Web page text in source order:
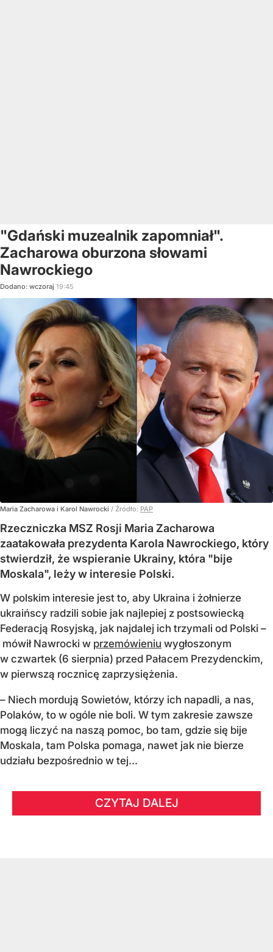
"Gdański muzealnik zapomniał".
Zacharowa oburzona słowami
Nawrockiego
Dodano: wczoraj 19:45
Maria Zacharowa i Karol Nawrocki / Źródło: PAP
Rzeczniczka MSZ Rosji Maria Zacharowa
zaatakowała prezydenta Karola Nawrockiego, który
stwierdził, że wspieranie Ukrainy, która "bije
Moskala", leży w interesie Polski.
W polskim interesie jest to, aby Ukraina i żołnierze
ukraińscy radzili sobie jak najlepiej z postsowiecką
Federacją Rosyjską, jak najdalej ich trzymali od Polski –
mówił Nawrocki w przemówieniu wygłoszonym
w czwartek (6 sierpnia) przed Pałacem Prezydenckim,
w pierwszą rocznicę zaprzysiężenia.
– Niech mordują Sowietów, którzy ich napadli, a nas,
Polaków, to w ogóle nie boli. W tym zakresie zawsze
mogą liczyć na naszą pomoc, bo tam, gdzie się bije
Moskala, tam Polska pomaga, nawet jak nie bierze
udziału bezpośrednio w tej...
CZYTAJ DALEJ